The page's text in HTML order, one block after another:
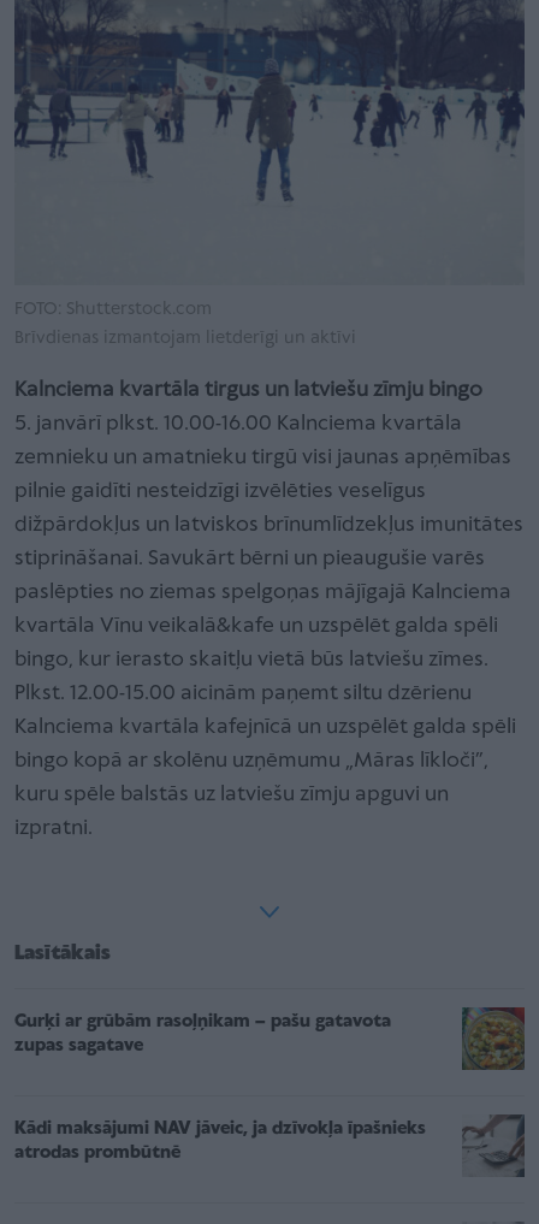
FOTO: Shutterstock.com
Brīvdienas izmantojam lietderīgi un aktīvi
Kalnciema kvartāla tirgus un latviešu zīmju bingo
5. janvārī plkst. 10.00-16.00 Kalnciema kvartāla
zemnieku un amatnieku tirgū visi jaunas apņēmības
pilnie gaidīti nesteidzīgi izvēlēties veselīgus
dižpārdokļus un latviskos brīnumlīdzekļus imunitātes
stiprināšanai. Savukārt bērni un pieaugušie varēs
paslēpties no ziemas spelgoņas mājīgajā Kalnciema
kvartāla Vīnu veikalā&kafe un uzspēlēt galda spēli
bingo, kur ierasto skaitļu vietā būs latviešu zīmes.
Plkst. 12.00-15.00 aicinām paņemt siltu dzērienu
Kalnciema kvartāla kafejnīcā un uzspēlēt galda spēli
bingo kopā ar skolēnu uzņēmumu „Māras līkloči”,
kuru spēle balstās uz latviešu zīmju apguvi un
izpratni.
Lasītākais
Gurķi ar grūbām rasoļņikam – pašu gatavota
zupas sagatave
Kādi maksājumi NAV jāveic, ja dzīvokļa īpašnieks
atrodas prombūtnē